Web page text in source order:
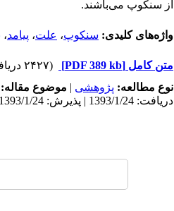
از سنکوپ می‌باشند.
واژه‌های کلیدی: سنکوپ، علت، پیامد،
متن کامل [PDF 389 kb]
(۲۴۲۷ دریافت)
نوع مطالعه: پژوهشی | موضوع مقاله:
دریافت: 1393/1/24 | پذیرش: 1393/1/24 | انتشار: 1393/1/24